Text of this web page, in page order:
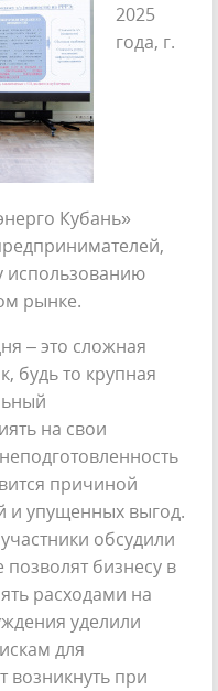
2025
года, г.
Кубань»
использованию
рынке.
– это сложная
будь то крупная
на свои
причиной
и упущенных выгод.
обсудили
бизнесу в
расходами на
уделили
для
возникнуть при